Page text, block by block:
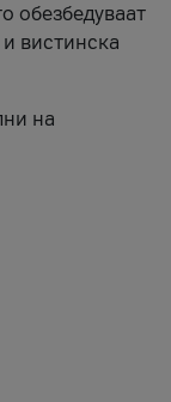
обезбедуваат
вистинска
на